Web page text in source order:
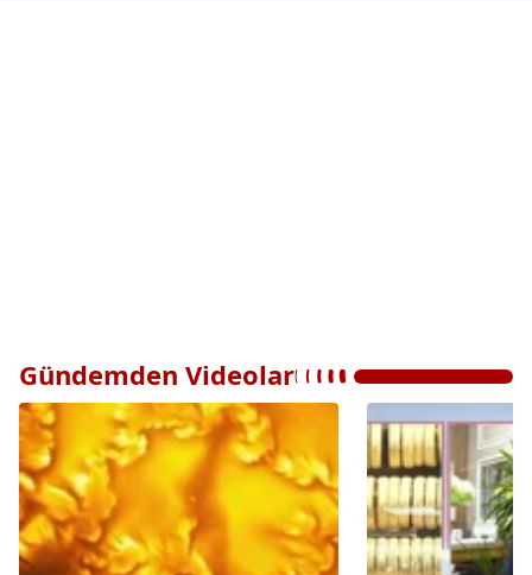
Gündemden Videolar